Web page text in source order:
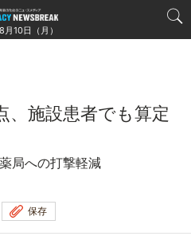
10日（月）
、施設患者でも算定
局への打撃軽減
保存